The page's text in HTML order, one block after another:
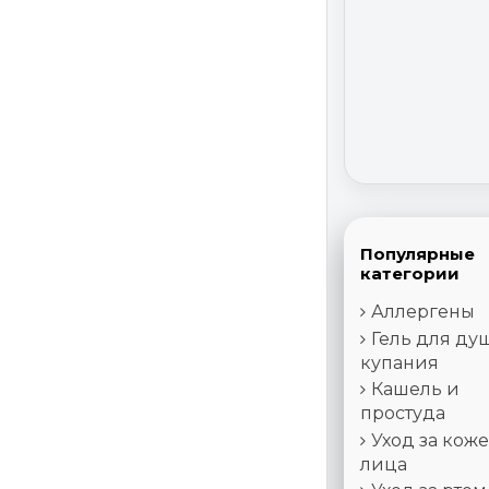
Популярные
категории
Аллергены
Гель для
купания
Кашель и
простуда
Уход за
лица